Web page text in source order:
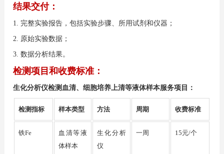
结果交付：
1. 完整实验报告，包括实验步骤、所用试剂和仪器；
2. 原始实验数据；
3. 数据分析结果。
检测项目和收费标准：
生化分析仪检测血清、细胞培养上清等液体样本服务项目：
检测指标 样本类型 方法 周期 收费标准
铁Fe
血清等液
体样本
生化分析
仪
一周 15元/个